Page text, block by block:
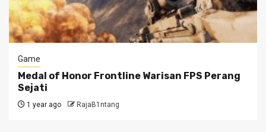
Game
Medal of Honor Frontline Warisan FPS Perang
Sejati
1 year ago RajaB1ntang